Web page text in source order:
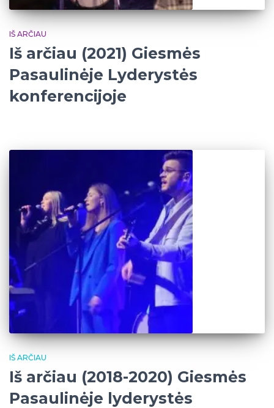
IŠ ARČIAU
Iš arčiau (2021) Giesmės
Pasaulinėje Lyderystės
konferencijoje
IŠ ARČIAU
Iš arčiau (2018-2020) Giesmės
Pasaulinėje lyderystės